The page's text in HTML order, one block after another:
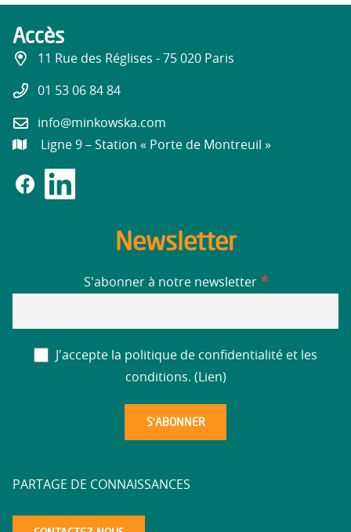
Accès
11 Rue des Réglises - 75 020 Paris
01 53 06 84 84
info@minkowska.com
Ligne 9 – Station « Porte de Montreuil »
Newsletter
S'abonner à notre newsletter *
J'accepte la politique de confidentialité et les
conditions. ( Lien)
PARTAGE DE CONNAISSANCES